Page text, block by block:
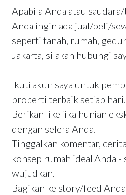
Apabila Anda atau
Anda ingin ada jual/beli/
seperti tanah, rumah,
Jakarta, silakan hubungi
Ikuti akun saya untuk
properti terbaik setiap hari.
Berikan like jika hunian
dengan selera Anda.
Tinggalkan komentar,
konsep rumah ideal Anda -
wujudkan.
Bagikan ke story/feed